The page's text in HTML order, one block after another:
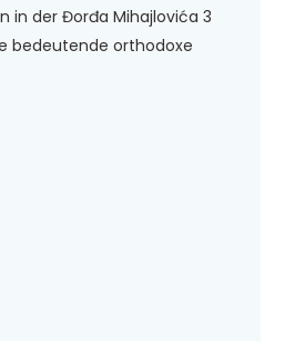
in der Đorđa Mihajlovića 3
bedeutende orthodoxe